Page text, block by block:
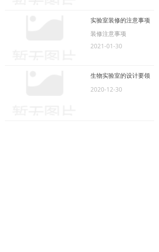
实验室装修的注意事项
装修注意事项
2021-01-30
生物实验室的设计要领
2020-12-30